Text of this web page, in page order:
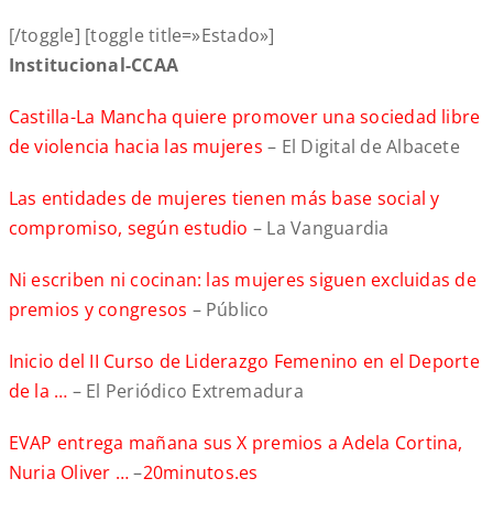
[/toggle] [toggle title=»Estado»]
Institucional-CCAA
Castilla-La Mancha quiere promover una sociedad libre
de violencia hacia las mujeres– El Digital de Albacete
Las entidades de mujeres tienen más base social y
compromiso, según estudio – La Vanguardia
Ni escriben ni cocinan: las mujeres siguen excluidas de
premios y congresos – Público
Inicio del II Curso de Liderazgo Femenino en el Deporte
de la … – El Periódico Extremadura
EVAP entrega mañana sus X premios a Adela Cortina,
Nuria Oliver …–20minutos.es